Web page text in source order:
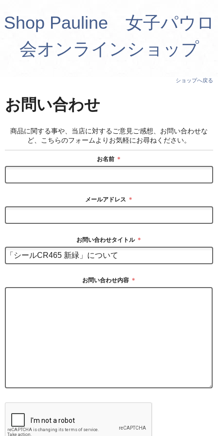
Shop Pauline 女子パウロ
会オンラインショップ
ショップへ戻る
お問い合わせ
商品に関する事や、当店に対するご意見ご感想、お問い合わせな
ど、こちらのフォームよりお気軽にお尋ねください。
お名前 ＊
メールアドレス ＊
お問い合わせタイトル ＊
お問い合わせ内容 ＊